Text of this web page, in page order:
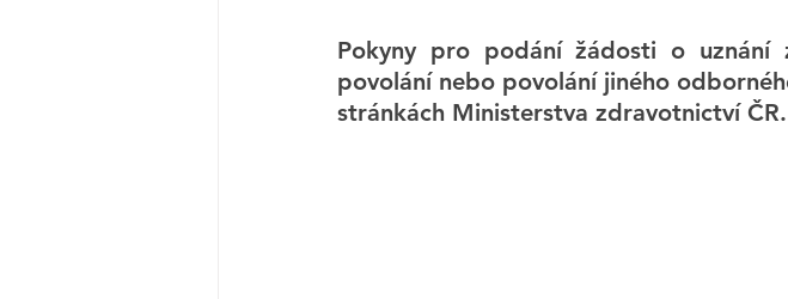
Pokyny pro podání žádosti o uznání
povolání nebo povolání jiného
stránkách Ministerstva zdravotnictví ČR.